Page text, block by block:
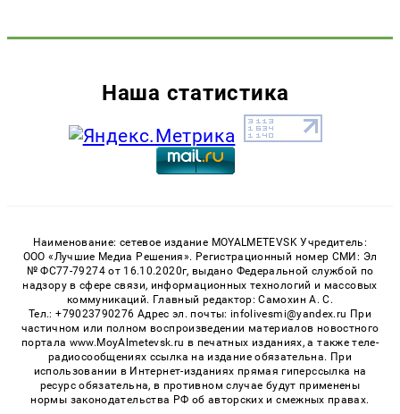
Наша статистика
Наименование: сетевое издание MOYALMETEVSK Учредитель:
ООО «Лучшие Медиа Решения». Регистрационный номер СМИ: Эл
№ ФС77-79274 от 16.10.2020г, выдано Федеральной службой по
надзору в сфере связи, информационных технологий и массовых
коммуникаций. Главный редактор: Самохин А. С.
Тел.: +79023790276 Адрес эл. почты: infolivesmi@yandex.ru При
частичном или полном воспроизведении материалов новостного
портала www.MoyAlmetevsk.ru в печатных изданиях, а также теле-
радиосообщениях ссылка на издание обязательна. При
использовании в Интернет-изданиях прямая гиперссылка на
ресурс обязательна, в противном случае будут применены
нормы законодательства РФ об авторских и смежных правах.